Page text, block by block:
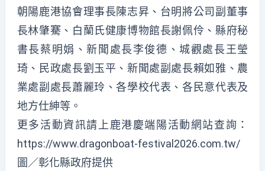
朝陽鹿港協會理事長陳志昇、台明將公司副董事
長林肇騫、白蘭氏健康博物館長謝佩伶、縣府秘
書長蔡明娟、新聞處長李俊德、城觀處長王瑩
琦、民政處長劉玉平、新聞處副處長賴如雅、農
業處副處長蕭麗玲、各學校代表、各民意代表及
地方仕紳等。
更多活動資訊請上鹿港慶端陽活動網站查詢：
https://www.dragonboat-festival2026.com.tw/
圖／彰化縣政府提供